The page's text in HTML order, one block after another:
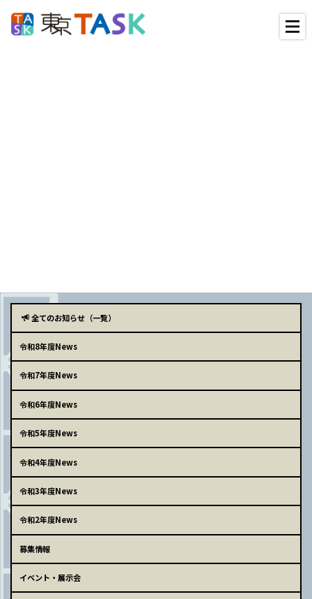
全てのお知らせ（一覧）
令和8年度News
令和7年度News
令和6年度News
令和5年度News
令和4年度News
令和3年度News
令和2年度News
募集情報
イベント・展示会